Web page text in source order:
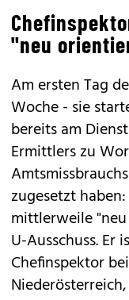
"neu
Am ersten Tag
Woche - sie
bereits am
Ermittlers zu
zugesetzt
mittlerweile
U-Ausschuss.
Chefinspektor